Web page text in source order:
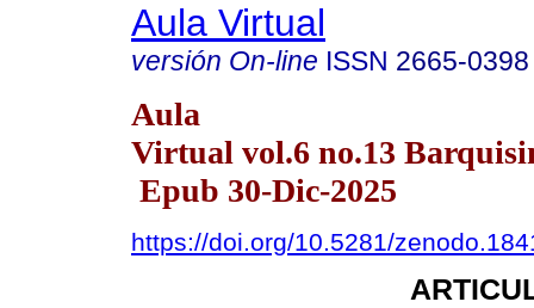
Aula Virtual
versión On-line ISSN 2665-0398
Aula
Virtual vol.6 no.13
Epub 30-Dic-2025
https://doi.org/10.5281/